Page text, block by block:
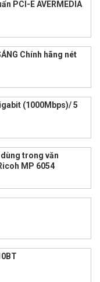
PCI-E AVERMEDIA
Chính hãng nét
(1000Mbps)/ 5
trong văn
MP 6054